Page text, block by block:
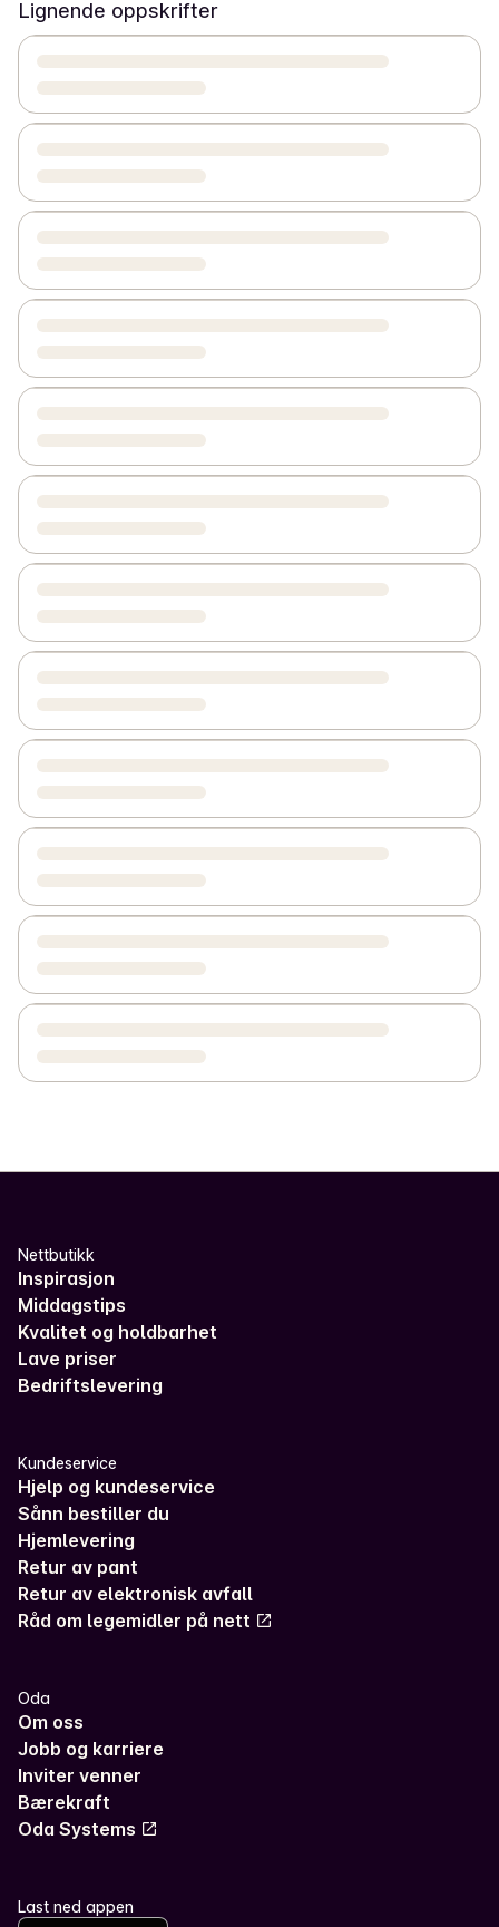
Lignende oppskrifter
Nettbutikk
Inspirasjon
Middagstips
Kvalitet og holdbarhet
Lave priser
Bedriftslevering
Kundeservice
Hjelp og kundeservice
Sånn bestiller du
Hjemlevering
Retur av pant
Retur av elektronisk avfall
Råd om legemidler på nett
Oda
Om oss
Jobb og karriere
Inviter venner
Bærekraft
Oda Systems
Last ned appen